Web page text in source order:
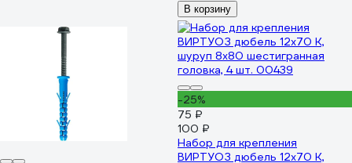
В корзину
-25%
75 ₽
100 ₽
Набор для крепления
ВИРТУОЗ дюбель 12х70 К,